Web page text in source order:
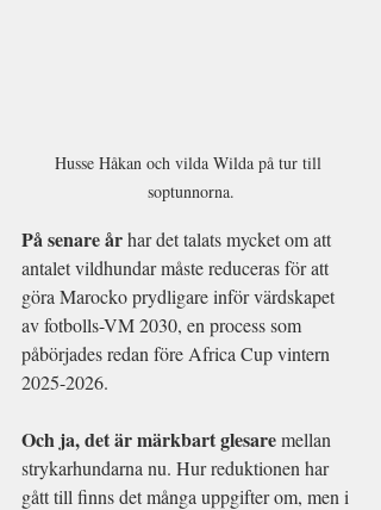
Husse Håkan och vilda Wilda på tur till
soptunnorna.
På senare år har det talats mycket om att
antalet vildhundar måste reduceras för att
göra Marocko prydligare inför värdskapet
av fotbolls-VM 2030, en process som
påbörjades redan före Africa Cup vintern
2025-2026.
Och ja, det är märkbart glesare mellan
strykarhundarna nu. Hur reduktionen har
gått till finns det många uppgifter om, men i